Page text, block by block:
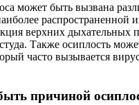
может быть вызвана
распространенной
верхних дыхательных
Также осиплость
часто вызывается
причиной